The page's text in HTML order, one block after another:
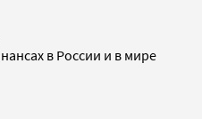
в России и в мире